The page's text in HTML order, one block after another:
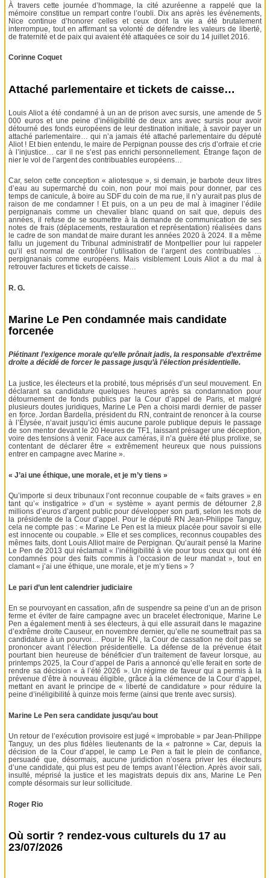
À travers cette journée d’hommage, la cité azuréenne a rappelé que la
mémoire constitue un rempart contre l’oubli. Dix ans après les événements,
Nice continue d’honorer celles et ceux dont la vie a été brutalement
interrompue, tout en affirmant sa volonté de défendre les valeurs de liberté,
de fraternité et de paix qui avaient été attaquées ce soir du 14 juillet 2016.
Corinne Coquet
Attaché parlementaire et tickets de caisse…
Louis Aliot a été condamné à un an de prison avec sursis, une amende de 5
000 euros et une peine d’inéligibilité de deux ans avec sursis pour avoir
détourné des fonds européens de leur destination initiale, à savoir payer un
attaché parlementaire… qui n’a jamais été attaché parlementaire du député
Aliot ! Et bien entendu, le maire de Perpignan pousse des cris d’orfraie et crie
à l’injustice… car il ne s’est pas enrichi personnellement. Étrange façon de
nier le vol de l’argent des contribuables européens…
Car, selon cette conception « aliotesque », si demain, je barbote deux litres
d’eau au supermarché du coin, non pour moi mais pour donner, par ces
temps de canicule, à boire au SDF du coin de ma rue, il n’y aurait pas plus de
raison de me condamner ! Et puis, on a un peu de mal à imaginer l’édile
perpignanais comme un chevalier blanc quand on sait que, depuis des
années, il refuse de se soumettre à la demande de communication de ses
notes de frais (déplacements, restauration et représentation) réalisées dans
le cadre de son mandat de maire durant les années 2020 à 2024. Il a même
fallu un jugement du Tribunal administratif de Montpellier pour lui rappeler
qu’il est normal de contrôler l’utilisation de l’argent des contribuables …
perpignanais comme européens. Mais visiblement Louis Aliot a du mal à
retrouver factures et tickets de caisse…
R. G.
Marine Le Pen condamnée mais candidate
forcenée
Piétinant l’exigence morale qu’elle prônait jadis, la responsable d’extrême
droite a décidé de forcer le passage jusqu’à l’élection présidentielle.
La justice, les électeurs et la probité, tous méprisés d’un seul mouvement. En
déclarant sa candidature quelques heures après sa condamnation pour
détournement de fonds publics par la Cour d’appel de Paris, et malgré
plusieurs doutes juridiques, Marine Le Pen a choisi mardi dernier de passer
en force. Jordan Bardella, président du RN, contraint de renoncer à la course
à l’Élysée, n’avait jusqu’ici émis aucune parole publique depuis le passage
de son mentor devant le 20 Heures de TF1, laissant présager une déception,
voire des tensions à venir. Face aux caméras, il n’a guère été plus prolixe, se
contentant de déclarer être « extrêmement heureux que nous puissions
entrer en campagne avec Marine ».
« J’ai une éthique, une morale, et je m’y tiens »
Qu’importe si deux tribunaux l’ont reconnue coupable de « faits graves » en
tant qu’« instigatrice » d’un « système » ayant permis de détourner 2,8
millions d’euros d’argent public pour développer son parti, selon les mots de
la présidente de la Cour d’appel. Pour le député RN Jean-Philippe Tanguy,
cela ne compte pas : « Marine Le Pen est la mieux placée pour savoir si elle
est innocente ou coupable. » Elle et ses complices, reconnus coupables des
mêmes faits, dont Louis Alliot maire de Perpignan. Qu’aurait pensé la Marine
Le Pen de 2013 qui réclamait « l’inéligibilité à vie pour tous ceux qui ont été
condamnés pour des faits commis à l’occasion de leur mandat », tout en
clamant « j’ai une éthique, une morale, et je m’y tiens » ?
Le pari d’un lent calendrier judiciaire
En se pourvoyant en cassation, afin de suspendre sa peine d’un an de prison
ferme et éviter de faire campagne avec un bracelet électronique, Marine Le
Pen a également menti à ses électeurs, à qui elle assurait dans le magazine
d’extrême droite Causeur, en novembre dernier, qu’elle ne soumettrait pas sa
candidature à un pourvoi… Pour le RN , la Cour de cassation ne doit pas se
prononcer avant l’élection présidentielle. La défense de la prévenue était
pourtant bien heureuse de bénéficier d’un traitement de faveur lorsque, au
printemps 2025, la Cour d’appel de Paris a annoncé qu’elle ferait en sorte de
rendre sa décision « à l’été 2026 ». Un régime de faveur qui a permis à la
prévenue d’être à nouveau éligible, grâce à la clémence de la Cour d’appel,
mettant en avant le principe de « liberté de candidature » pour réduire la
peine d’inéligibilité à quinze mois ferme (ainsi que trente avec sursis).
Marine Le Pen sera candidate jusqu’au bout
Un retour de l’exécution provisoire est jugé « improbable » par Jean-Philippe
Tanguy, un des plus fidèles lieutenants de la « patronne » Car, depuis la
décision de la Cour d’appel, le camp Le Pen a fait le plein de confiance,
persuadé que, désormais, aucune juridiction n’osera priver les électeurs
d’une candidate, qui plus est peu de temps avant l’élection. Après avoir sali,
insulté, méprisé la justice et les magistrats depuis dix ans, Marine Le Pen
compte désormais sur leur sollicitude.
Roger Rio
Où sortir ? rendez-vous culturels du 17 au
23/07/2026